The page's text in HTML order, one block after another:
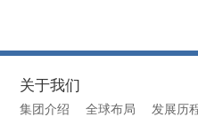
关于我们
集团介绍 全球布局 发展历